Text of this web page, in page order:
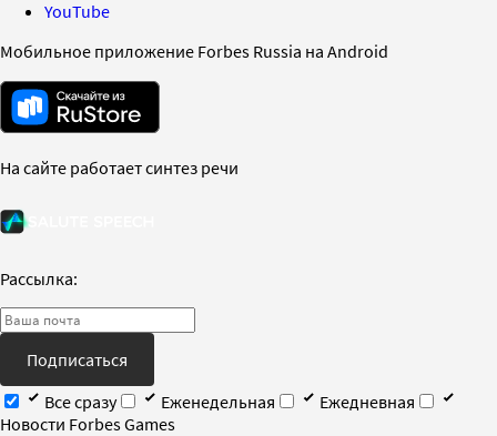
YouTube
Мобильное приложение Forbes Russia на Android
На сайте работает синтез речи
Рассылка:
Подписаться
Все сразу
Еженедельная
Ежедневная
Новости Forbes Games